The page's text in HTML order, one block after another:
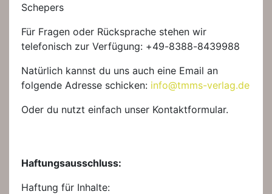
Schepers
Für Fragen oder Rücksprache stehen wir
telefonisch zur Verfügung: +49-8388-8439988
Natürlich kannst du uns auch eine Email an
folgende Adresse schicken: info@tmms-verlag.de
Oder du nutzt einfach unser Kontaktformular.
Haftungsausschluss:
Haftung für Inhalte: